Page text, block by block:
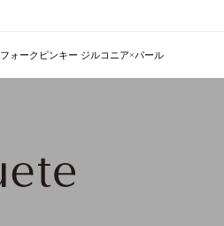
フォークピンキー ジルコニア×パール